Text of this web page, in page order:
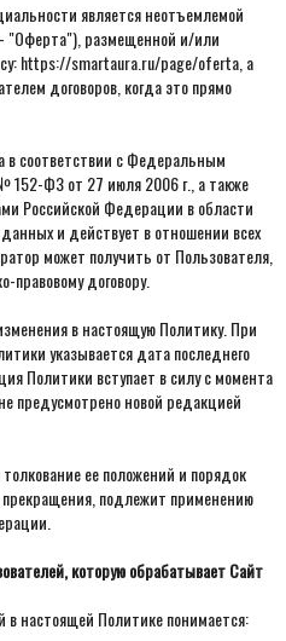
является неотъемлемой
"Оферта"), размещенной и/или
https://smartaura.ru/page/oferta, а
договоров, когда это прямо
в соответствии с Федеральным
152-ФЗ от 27 июля 2006 г., а также
Российской Федерации в области
и действует в отношении всех
может получить от Пользователя,
правовому договору.
в настоящую Политику. При
указывается дата последнего
Политики вступает в силу с момента
предусмотрено новой редакцией
ее положений и порядок
подлежит применению
которую обрабатывает Сайт
настоящей Политике понимается: